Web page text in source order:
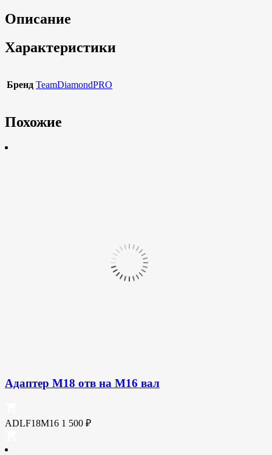
Описание
Характеристики
Бренд TeamDiamondPRO
Похожие
Адаптер М18 отв на М16 вал
ADLF18M16 1 500 ₽